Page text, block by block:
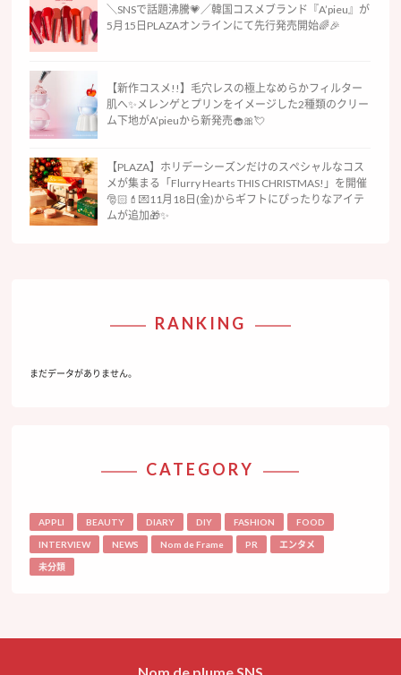
＼SNSで話題沸騰💗／韓国コスメブランド『A’pieu』が
5月15日PLAZAオンラインにて先行発売開始🌈🎉
【新作コスメ!!】毛穴レスの極上なめらかフィルター
肌へ✨メレンゲとプリンをイメージした2種類のクリー
ム下地がA’pieuから新発売🧁🎀💘
【PLAZA】ホリデーシーズンだけのスペシャルなコス
メが集まる「Flurry Hearts THIS CHRISTMAS!」を開催
🎅🏻💄💌11月18日(金)からギフトにぴったりなアイテ
ムが追加🎁✨
RANKING
まだデータがありません。
CATEGORY
APPLI BEAUTY DIARY DIY FASHION FOOD
INTERVIEW NEWS Nom de Frame PR エンタメ
未分類